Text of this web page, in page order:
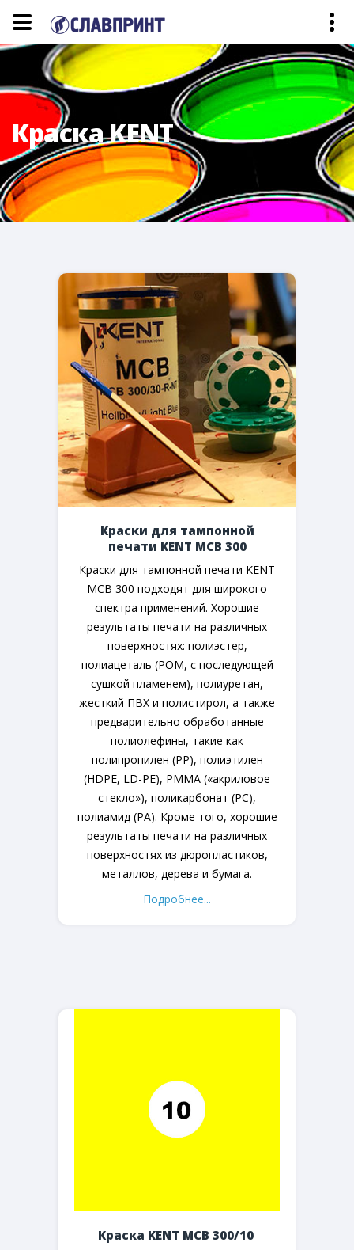
Краска KENT
Краски для тампонной
печати KENT MCB 300
Краски для тампонной печати KENT
MCB 300 подходят для широкого
спектра применений. Хорошие
результаты печати на различных
поверхностях: полиэстер,
полиацеталь (POM, с последующей
сушкой пламенем), полиуретан,
жесткий ПВХ и полистирол, а также
предварительно обработанные
полиолефины, такие как
полипропилен (PP), полиэтилен
(HDPE, LD-PE), PMMA («акриловое
стекло»), поликарбонат (PC),
полиамид (PA). Кроме того, хорошие
результаты печати на различных
поверхностях из дюропластиков,
металлов, дерева и бумага.
Подробнее...
Краска KENT MCB 300/10